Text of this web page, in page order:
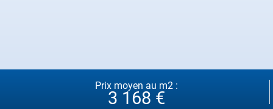
Prix moyen au m2 :
3 168 €